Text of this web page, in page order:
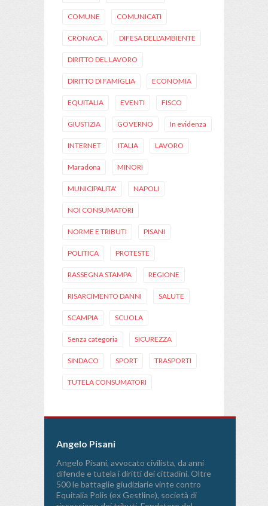
COMUNE COMUNICATI
CRONACA DIFESA DELL'AMBIENTE
DIRITTO DEL LAVORO
DIRITTO DI FAMIGLIA ECONOMIA
EQUITALIA EVENTI FISCO
GIUSTIZIA GOVERNO In evidenza
INTERNET ITALIA LAVORO
Maradona MINORI
MUNICIPALITA' NAPOLI
NOI CONSUMATORI
NORME E TRIBUTI PISANI
POLITICA PROTESTE
RASSEGNA STAMPA REGIONE
RISARCIMENTO DANNI SALUTE
SCAMPIA SCUOLA
Senza categoria SICUREZZA
SINDACO SPORT TRASPORTI
TUTELA CONSUMATORI
Angelo Pisani
Angelo Pisani, avvocato civilista, da anni
difende e tutela i diritti dei cittadini. Oltre
500 le battaglie giudiziarie vinte contro
Equitalia Polis (ex Gestline), società di